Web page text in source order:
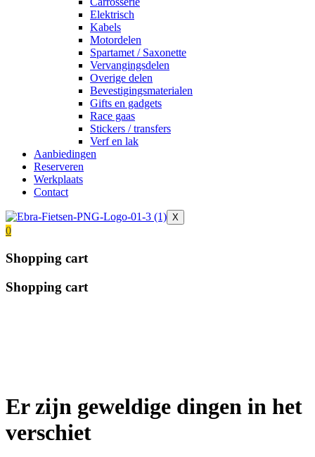
Elektrisch
Kabels
Motordelen
Spartamet / Saxonette
Vervangingsdelen
Overige delen
Bevestigingsmaterialen
Gifts en gadgets
Race gaas
Stickers / transfers
Verf en lak
Aanbiedingen
Reserveren
Werkplaats
Contact
X
0
Shopping cart
Shopping cart
Er zijn geweldige dingen in het
verschiet